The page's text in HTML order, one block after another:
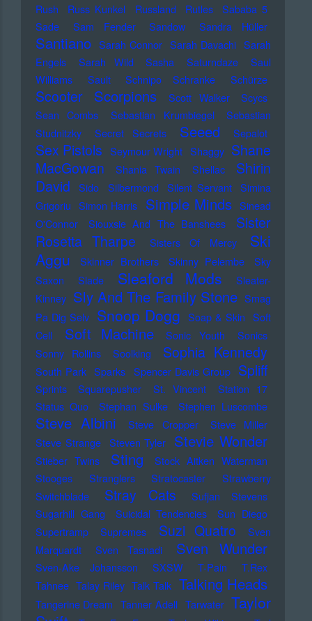
Rush
Russ Kunkel Russland Rutles
Sababa 5
Sade
Sam Fender Sandow Sandra Hüller
Santiano Sarah Connor Sarah Davachi Sarah
Engels
Sarah Wild Sasha Saturndaze
Saul
Williams
Sault Schnipo Schranke Schürze
Scooter Scorpions Scott Walker
Scycs
Sean Combs
Sebastian Krumbiegel
Sebastian
Studnitzky
Secret Secrets Seeed Sepalot
Sex Pistols Seymour Wright Shaggy Shane
MacGowan
Shania Twain Shellac
Shirin
David
Sido Silbermond Silent Servant Simina
Grigoriu Simon Harris Simple Minds Sinead
O'Connor
Siouxsie And The Banshees
Sister
Rosetta Tharpe
Sisters Of Mercy
Ski
Aggu
Skinner Brothers Skinny Pelembe
Sky
Saxon
Slade Sleaford Mods
Sleater-
Kinney Sly And The Family Stone Smag
Pa Dig Selv Snoop Dogg Soap & Skin Soft
Cell
Soft Machine Sonic Youth
Sonics
Sonny Rollins
Soolking Sophia Kennedy
South Park Sparks Spencer Davis Group Spliff
Sprints Squarepusher St. Vincent
Station 17
Status Quo
Stephan Sulke Stephen Luscombe
Steve Albini Steve Cropper
Steve Miller
Steve Strange Steven Tyler Stevie Wonder
Stieber Twins Sting
Stock Aitken Waterman
Stooges
Stranglers Stratocaster
Strawberry
Switchblade
Stray Cats
Sufjan Stevens
Sugarhill Gang
Suicidal Tendencies
Sun Diego
Supertramp
Supremes Suzi Quatro
Sven
Marquardt
Sven Tasnadi Sven Wunder
Sven-Ake Johansson SXSW T-Pain
T.Rex
Tahnee Talay Riley Talk Talk Talking Heads
Tangerine Dream Tanner Adell Tarwater Taylor